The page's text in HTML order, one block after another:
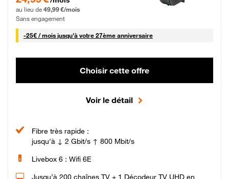
au lieu de 49,99 €/mois
Sans engagement
-25€ / mois25 € par mois
jusqu'à votre 27ème anniversaire
Choisir cette offre
Voir le détail
Fibre très rapide :
jusqu'à ↓ 2 Gbit/s ↑ 800 Mbit/s
Livebox 6 : Wifi 6E
Jusqu’à 200 chaînes TV + 1 Décodeur TV UHD en